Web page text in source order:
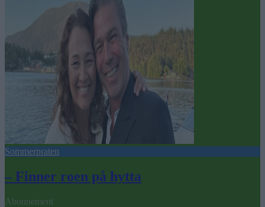
Sommerpraten
– Finner roen på hytta
Abonnement